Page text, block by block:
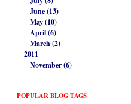
June (13)
May (10)
April (6)
March (2)
2011
November (6)
POPULAR BLOG TAGS